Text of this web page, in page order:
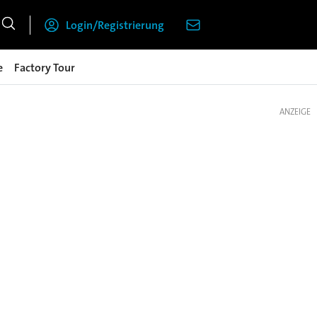
Login/Registrierung
Factory Tour
ANZEIGE